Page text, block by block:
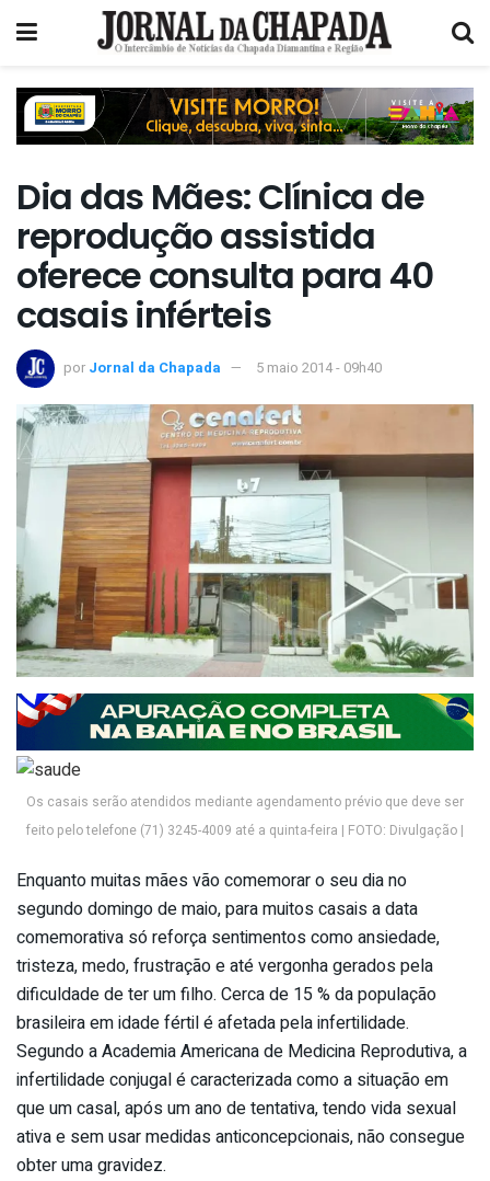
Dia das Mães: Clínica de
reprodução assistida
oferece consulta para 40
casais inférteis
por Jornal da Chapada 5 maio 2014 - 09h40
Os casais serão atendidos mediante agendamento prévio que deve ser
feito pelo telefone (71) 3245-4009 até a quinta-feira | FOTO: Divulgação |
Enquanto muitas mães vão comemorar o seu dia no
segundo domingo de maio, para muitos casais a data
comemorativa só reforça sentimentos como ansiedade,
tristeza, medo, frustração e até vergonha gerados pela
dificuldade de ter um filho. Cerca de 15 % da população
brasileira em idade fértil é afetada pela infertilidade.
Segundo a Academia Americana de Medicina Reprodutiva, a
infertilidade conjugal é caracterizada como a situação em
que um casal, após um ano de tentativa, tendo vida sexual
ativa e sem usar medidas anticoncepcionais, não consegue
obter uma gravidez.